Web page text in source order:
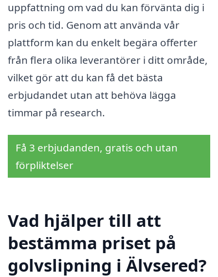
uppfattning om vad du kan förvänta dig i
pris och tid. Genom att använda vår
plattform kan du enkelt begära offerter
från flera olika leverantörer i ditt område,
vilket gör att du kan få det bästa
erbjudandet utan att behöva lägga
timmar på research.
Få 3 erbjudanden, gratis och utan
förpliktelser
Vad hjälper till att
bestämma priset på
golvslipning i Älvsered?